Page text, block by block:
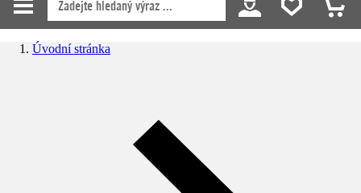
Úvodní stránka